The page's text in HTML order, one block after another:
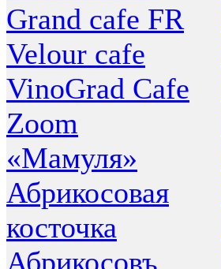
Grand cafe FR
Velour cafe
VinoGrad Cafe
Zoom
«Мамуля»
Абрикосовая
косточка
Абрикосовъ